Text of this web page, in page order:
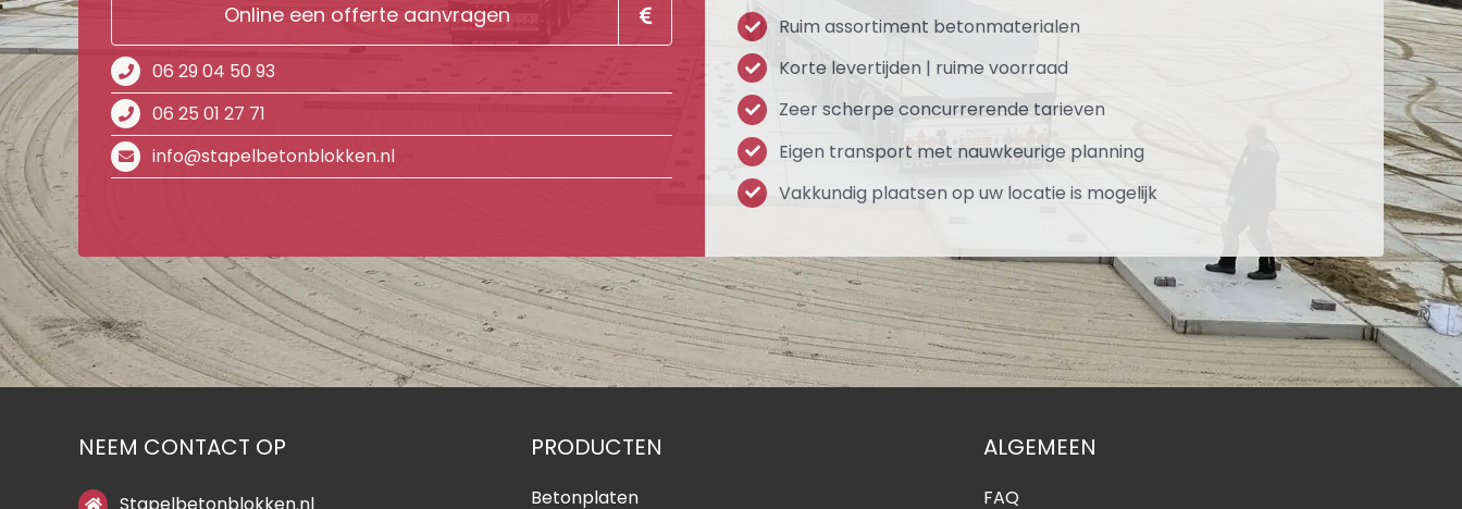
Online een offerte aanvragen
06 29 04 50 93
06 25 01 27 71
info@stapelbetonblokken.nl
Ruim assortiment betonmaterialen
Korte levertijden | ruime voorraad
Zeer scherpe concurrerende tarieven
Eigen transport met nauwkeurige planning
Vakkundig plaatsen op uw locatie is mogelijk
NEEM CONTACT OP PRODUCTEN
Betonplaten
ALGEMEEN
FAQ